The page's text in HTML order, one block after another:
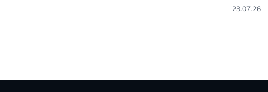
23.07.26